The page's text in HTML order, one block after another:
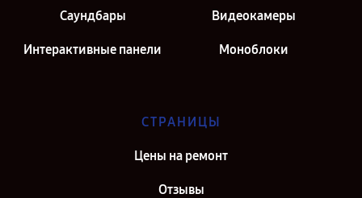
Саундбары Видеокамеры
Интерактивные панели Моноблоки
СТРАНИЦЫ
Цены на ремонт
Отзывы